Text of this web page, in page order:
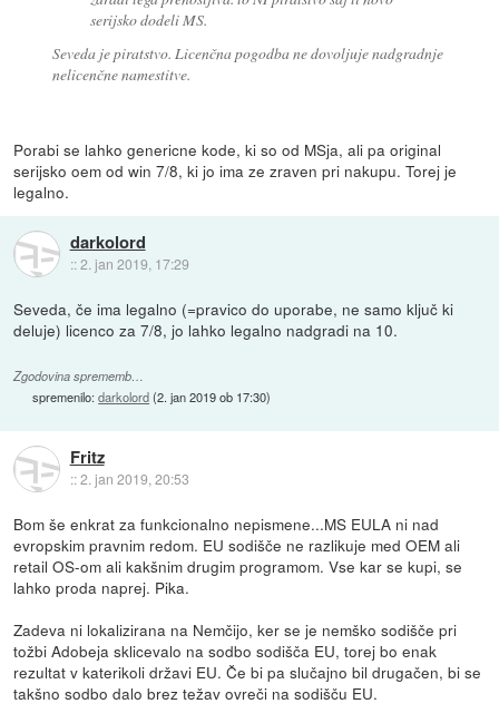
serijsko dodeli MS.
Seveda je piratstvo. Licenčna pogodba ne dovoljuje nadgradnje
nelicenčne namestitve.
Porabi se lahko genericne kode, ki so od MSja, ali pa original
serijsko oem od win 7/8, ki jo ima ze zraven pri nakupu. Torej je
legalno.
darkolord
::2. jan 2019, 17:29
Seveda, če ima legalno (=pravico do uporabe, ne samo ključ ki
deluje) licenco za 7/8, jo lahko legalno nadgradi na 10.
Zgodovina sprememb…
spremenilo:darkolord(2. jan 2019 ob 17:30)
Fritz
::2. jan 2019, 20:53
Bom še enkrat za funkcionalno nepismene...MS EULA ni nad
evropskim pravnim redom. EU sodišče ne razlikuje med OEM ali
retail OS-om ali kakšnim drugim programom. Vse kar se kupi, se
lahko proda naprej. Pika.
Zadeva ni lokalizirana na Nemčijo, ker se je nemško sodišče pri
tožbi Adobeja sklicevalo na sodbo sodišča EU, torej bo enak
rezultat v katerikoli državi EU. Če bi pa slučajno bil drugačen, bi se
takšno sodbo dalo brez težav ovreči na sodišču EU.